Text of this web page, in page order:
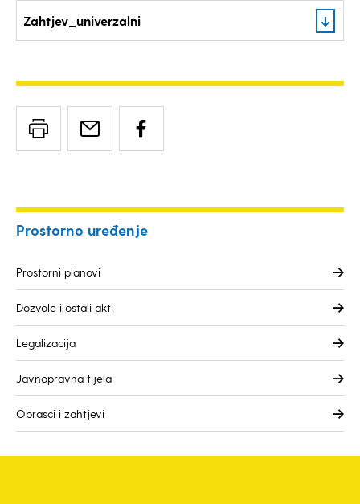
Prostorno uređenje
Prostorni planovi
Dozvole i ostali akti
Legalizacija
Javnopravna tijela
Obrasci i zahtjevi
Zahtjev_univerzalni